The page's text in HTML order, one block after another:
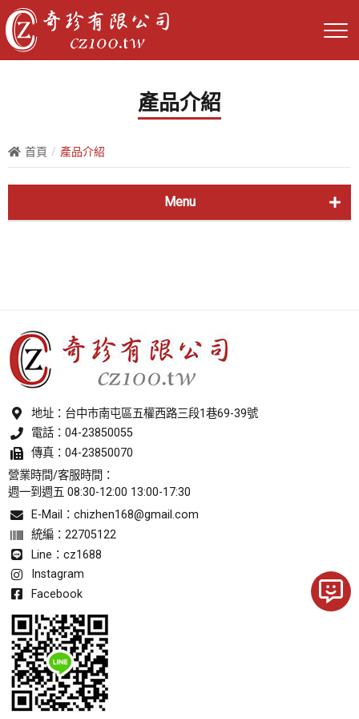
產品介紹
首頁 產品介紹
Menu
CZ全包鞋
ESD抗靜電鞋
雨鞋.雨靴.膠鞋
維展皮布料
無塵室用品
防塵鞋套
無塵背袋
無塵帽
口罩
配件
地址： 台中巿南屯區五權西路三段1巷69-39號
電話： 04-23850055
傳真：04-23850070
營業時間/客服時間：
週一到週五 08:30-12:00 13:00-17:30
E-Mail： chizhen168@gmail.com
統編：22705122
Line：cz1688
Instagram
Facebook